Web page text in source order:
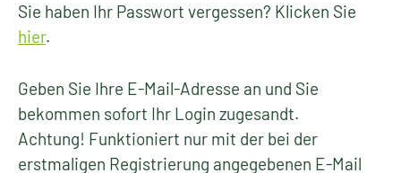
Sie haben Ihr Passwort vergessen? Klicken Sie
hier.
Geben Sie Ihre E-Mail-Adresse an und Sie
bekommen sofort Ihr Login zugesandt.
Achtung! Funktioniert nur mit der bei der
erstmaligen Registrierung angegebenen E-Mail